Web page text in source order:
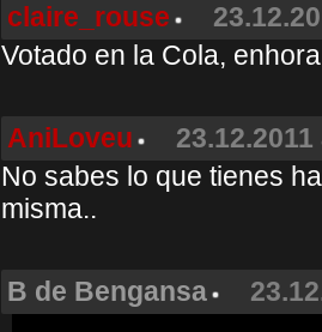
claire_rouse
Votado en la Cola,
AniLoveu
No sabes lo que tienes
misma..
B de Bengansa